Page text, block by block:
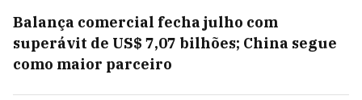
Balança comercial fecha julho com
superávit de US$ 7,07 bilhões; China segue
como maior parceiro